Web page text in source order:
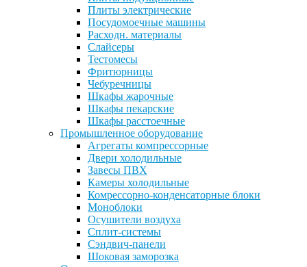
Плиты электрические
Посудомоечные машины
Расходн. материалы
Слайсеры
Тестомесы
Фритюрницы
Чебуречницы
Шкафы жарочные
Шкафы пекарские
Шкафы расстоечные
Промышленное оборудование
Агрегаты компрессорные
Двери холодильные
Завесы ПВХ
Камеры холодильные
Комрессорно-конденсаторные блоки
Моноблоки
Осушители воздуха
Сплит-системы
Сэндвич-панели
Шоковая заморозка